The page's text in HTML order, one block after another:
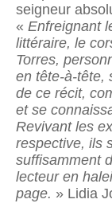
seigneur
« Enfreignant
littéraire, le
Torres,
en tête-à-tête,
de ce récit,
et se
Revivant les
respective, ils
suffisamment
lecteur en
page. » Lidia